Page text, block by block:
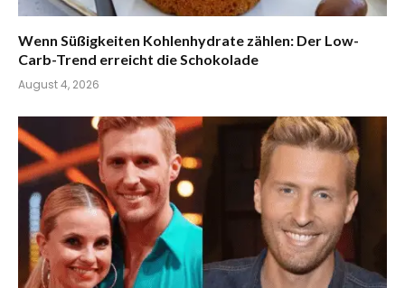
Wenn Süßigkeiten Kohlenhydrate zählen: Der Low-
Carb-Trend erreicht die Schokolade
August 4, 2026